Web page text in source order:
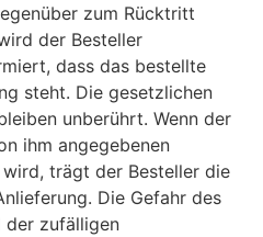
zum Rücktritt
der Besteller
dass das bestellte
steht. Die gesetzlichen
unberührt. Wenn der
ihm angegebenen
trägt der Besteller die
Die Gefahr des
der zufälligen